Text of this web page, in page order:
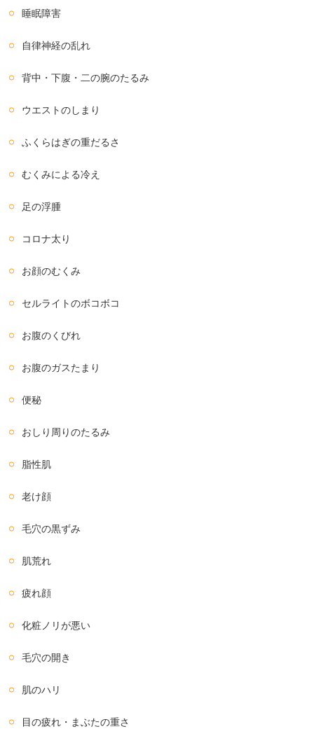
睡眠障害
自律神経の乱れ
背中・下腹・二の腕のたるみ
ウエストのしまり
ふくらはぎの重だるさ
むくみによる冷え
足の浮腫
コロナ太り
お顔のむくみ
セルライトのボコボコ
お腹のくびれ
お腹のガスたまり
便秘
おしり周りのたるみ
脂性肌
老け顔
毛穴の黒ずみ
肌荒れ
疲れ顔
化粧ノリが悪い
毛穴の開き
肌のハリ
目の疲れ・まぶたの重さ